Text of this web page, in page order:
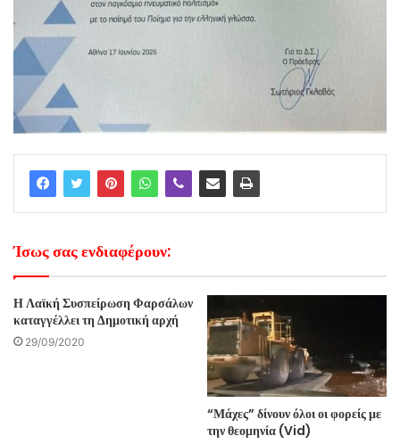
Ίσως σας ενδιαφέρουν:
Η Λαϊκή Συσπείρωση Φαρσάλων
καταγγέλλει τη Δημοτική αρχή
29/09/2020
“Μάχες” δίνουν όλοι οι φορείς με
την θεομηνία (Vid)